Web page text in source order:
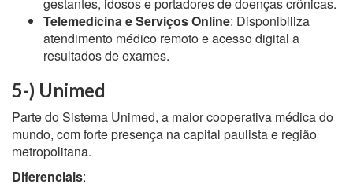
Telemedicina e Serviços Online: Disponibiliza
atendimento médico remoto e acesso digital a
resultados de exames.
5-) Unimed
Parte do Sistema Unimed, a maior cooperativa médica do
mundo, com forte presença na capital paulista e região
metropolitana.
Diferenciais: